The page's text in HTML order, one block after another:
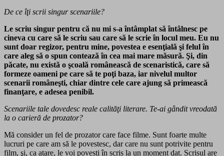
De ce îţi scrii singur scenariile?
Le scriu singur pentru că nu mi s-a întâmplat să întâlnesc pe
cineva cu care să le scriu sau care să le scrie în locul meu. Eu nu
sunt doar regizor, pentru mine, povestea e esenţială şi felul în
care aleg să o spun contează în cea mai mare măsură. Şi, din
păcate, nu există o şcoală românească de scenaristică, care să
formeze oameni pe care să te poţi baza, iar nivelul multor
scenarii româneşti, chiar dintre cele care ajung să primească
finanţare, e adesea penibil.
Scenariile tale dovedesc reale calităţi literare. Te-ai gândit vreodată
la o carieră de prozator?
Mă consider un fel de prozator care face filme. Sunt foarte multe
lucruri pe care am să le povestesc, dar care nu sunt potrivite pentru
film, şi, ca atare, le voi povesti în scris la un moment dat. Scrisul are